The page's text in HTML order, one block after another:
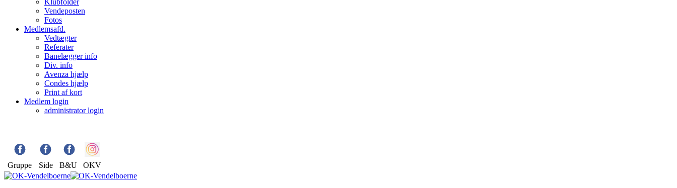
Klubfolder
Vendeposten
Fotos
Medlemsafd.
Vedtægter
Referater
Banelægger info
Div. info
Avenza hjælp
Condes hjælp
Print af kort
Medlem login
administrator login
Gruppe Side B&U OKV